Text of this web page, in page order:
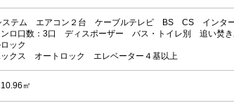
ステム エアコン２台 ケーブルテレビ BS CS インタ
ロ口数：3口 ディスポーザー バス・トイレ別 追い
ック
クス オートロック エレベーター４基以上
10.96㎡